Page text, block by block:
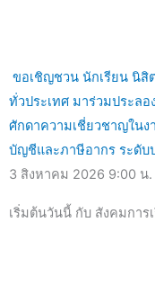
ขอเชิญชวน นักเรียน นิสิ
ทั่วประเทศ มาร่วมประล
ศักดาความเชี่ยวชาญในง
บัญชีและภาษีอากร ระดับ
3 สิงหาคม 2026 9:00 น.
เริ่มต้นวันนี้ กับ สังคมกา